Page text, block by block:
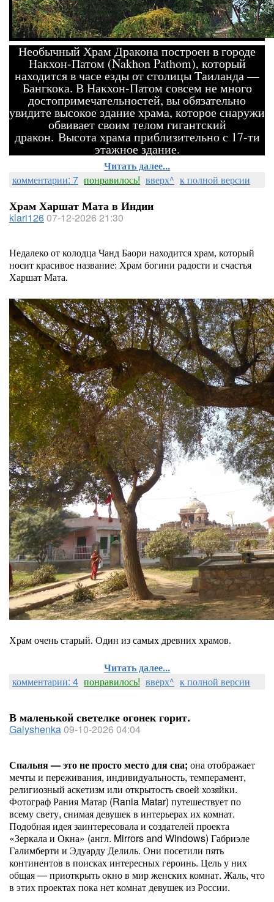
Необычный Храм Дракона построен в городе
Накхон-Патом (Nakhon Pathom), который
находится в часе езды от столицы Таиланда —
Бангкока. В Накхон-Патом совсем не много
достопримечательностей, вы обязательно
увидите высокое здание храма, которое снаружи
обвивает своим телом гигантский
дракон. Высота храма приблизительно с 17-ти
этажное здание.
Читать далее...
комментарии: 7 понравилось! вверх^ к полной версии
Храм Харшат Мата в Индии
klari12607-12-2026 21:30
Недалеко от колодца Чанд Баори находится храм, который
носит красивое название: Храм богини радости и счастья
Харшат Мата.
Храм очень старый. Один из самых древних храмов.
Читать далее...
комментарии: 4 понравилось! вверх^ к полной версии
В маленькой светелке огонек горит.
Galyshenka09-10-2026 04:04
Спальня — это не просто место для сна; она отображает
мечты и переживания, индивидуальность, темперамент,
религиозный аскетизм или открытость своей хозяйки.
Фотограф Рания Матар (Rania Matar) путешествует по
всему свету, снимая девушек в интерьерах их комнат.
Подобная идея заинтересовала и создателей проекта
«Зеркала и Окна» (англ. Mirrors and Windows) Габриэле
Галимберти и Эдуарду Делиль. Они посетили пять
континентов в поисках интересных героинь. Цель у них
общая — приоткрыть окно в мир женских комнат. Жаль, что
в этих проектах пока нет комнат девушек из России.